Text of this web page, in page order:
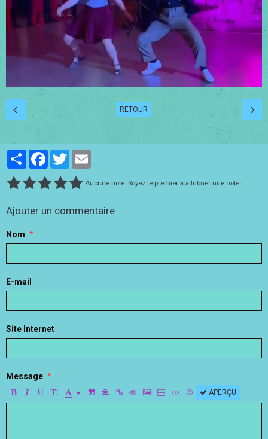
RETOUR
PartagerFacebookTwitter
Aucune note. Soyez le premier à attribuer une note !
Ajouter un commentaire
Nom
E-mail
Site Internet
Message
APERÇU